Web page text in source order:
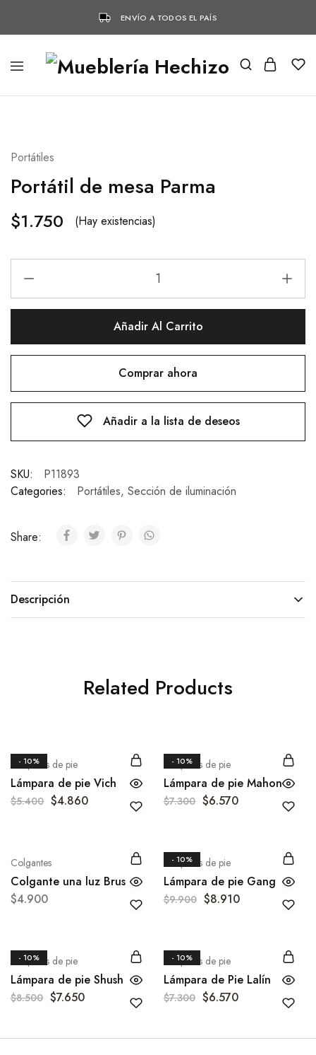
ENVÍO A TODOS EL PAÍS
Portátiles
Portátil de mesa Parma
$1.750 (Hay existencias)
Añadir Al Carrito
Comprar ahora
Añadir a la lista de deseos
SKU:
P11893
Categories:
Portátiles, Sección de iluminación
Share:
Descripción
Related Products
- 10%
Lámparas de pie
Lámpara de pie Vich
$5.400 $4.860
- 10%
Lámparas de pie
Lámpara de pie Mahon
$7.300 $6.570
Colgantes
Colgante una luz Brus
$4.900
- 10%
Lámparas de pie
Lámpara de pie Gang
$9.900 $8.910
- 10%
Lámparas de pie
Lámpara de pie Shush
$8.500 $7.650
- 10%
Lámparas de pie
Lámpara de Pie Lalín
$7.300 $6.570